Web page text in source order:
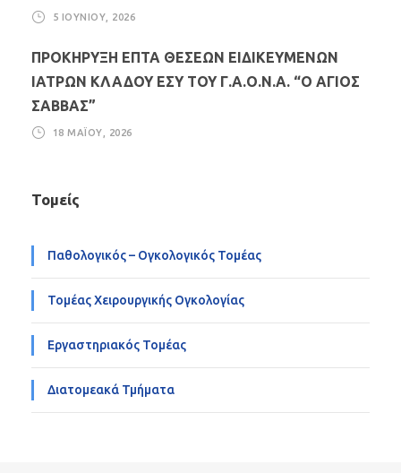
5 ΙΟΥΝΊΟΥ, 2026
ΠΡΟΚΗΡΥΞΗ ΕΠΤΑ ΘΕΣΕΩΝ ΕΙΔΙΚΕΥΜΕΝΩΝ
ΙΑΤΡΩΝ ΚΛΑΔΟΥ ΕΣΥ ΤΟΥ Γ.Α.Ο.Ν.Α. “Ο ΑΓΙΟΣ
ΣΑΒΒΑΣ”
18 ΜΑΪ́ΟΥ, 2026
Τομείς
Παθολογικός – Ογκολογικός Τομέας
Τομέας Χειρουργικής Ογκολογίας
Εργαστηριακός Τομέας
Διατομεακά Τμήματα